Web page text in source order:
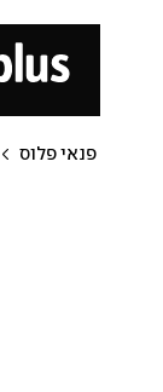
פנאי פלוס